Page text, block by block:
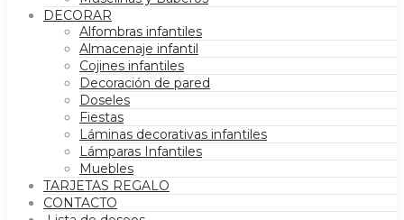
DECORAR
Alfombras infantiles
Almacenaje infantil
Cojines infantiles
Decoración de pared
Doseles
Fiestas
Láminas decorativas infantiles
Lámparas Infantiles
Muebles
TARJETAS REGALO
CONTACTO